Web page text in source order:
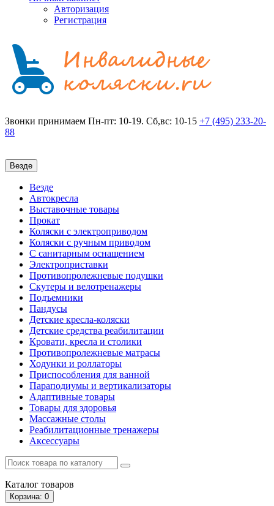
Авторизация
Регистрация
Звонки принимаем Пн-пт: 10-19. Сб,вс: 10-15 +7 (495) 233-20-
88
Везде
Везде
Автокресла
Выставочные товары
Прокат
Коляски с электроприводом
Коляски с ручным приводом
С санитарным оснащением
Электроприставки
Противопролежневые подушки
Скутеры и велотренажеры
Подъемники
Пандусы
Детские кресла-коляски
Детские средства реабилитации
Кровати, кресла и столики
Противопролежневые матрасы
Ходунки и роллаторы
Приспособления для ванной
Параподиумы и вертикализаторы
Адаптивные товары
Товары для здоровья
Массажные столы
Реабилитационные тренажеры
Аксессуары
Каталог товаров
Корзина: 0